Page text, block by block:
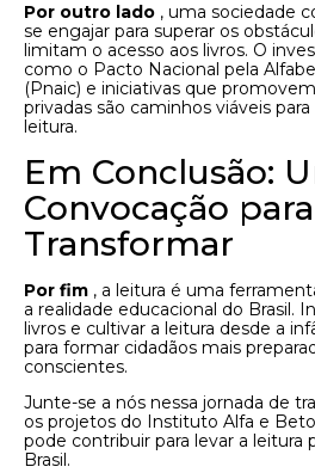
Por outro lado , uma sociedade
se engajar para superar os
limitam o acesso aos livros. O
como o Pacto Nacional pela
(Pnaic) e iniciativas que
privadas são caminhos viáveis
leitura.
Em Conclusão:
Convocação para
Transformar
Por fim , a leitura é uma
a realidade educacional do Brasil.
livros e cultivar a leitura desde a
para formar cidadãos mais
conscientes.
Junte-se a nós nessa jornada de
os projetos do Instituto Alfa e
pode contribuir para levar a leitura
Brasil.